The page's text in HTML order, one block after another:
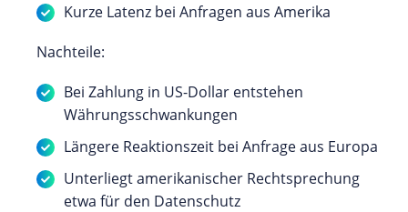
Kurze Latenz bei Anfragen aus Amerika
Nachteile:
Bei Zahlung in US-Dollar entstehen
Währungsschwankungen
Längere Reaktionszeit bei Anfrage aus Europa
Unterliegt amerikanischer Rechtsprechung
etwa für den Datenschutz